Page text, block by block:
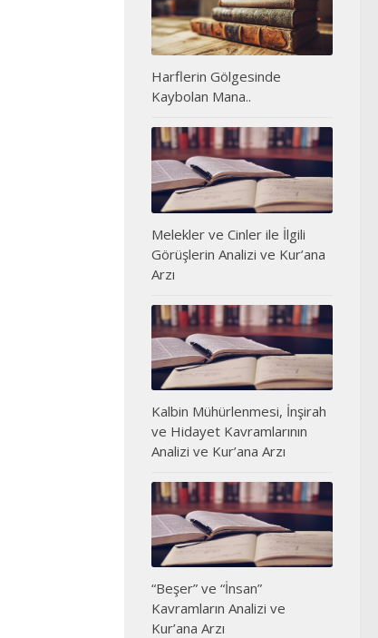
Harflerin Gölgesinde
Kaybolan Mana..
Melekler ve Cinler ile İlgili
Görüşlerin Analizi ve Kur’ana
Arzı
Kalbin Mühürlenmesi, İnşirah
ve Hidayet Kavramlarının
Analizi ve Kur’ana Arzı
“Beşer” ve “İnsan”
Kavramların Analizi ve
Kur’ana Arzı